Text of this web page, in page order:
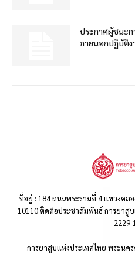
ประกาศผู้ชนะก
ภายนอกปฏิบัติง
ที่อยู่ : 184 ถนนพระรามที่ 4 แขวงคล
10110 ติดต่อประชาสัมพันธ์ การยาสู
2229-
การยาสูบแห่งประเทศไทย พระนค